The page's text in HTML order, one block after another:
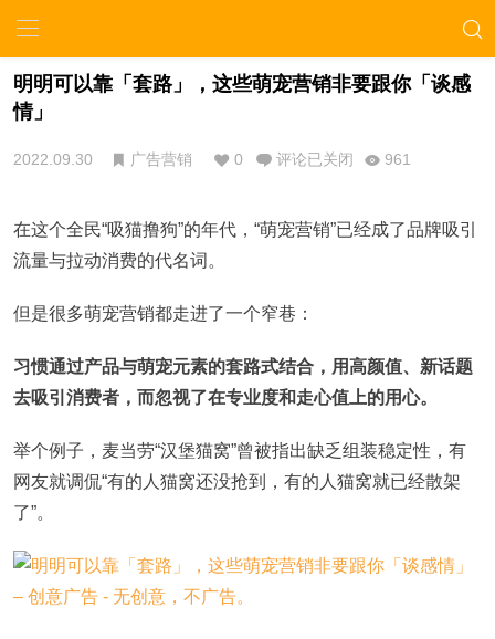
明明可以靠「套路」，这些萌宠营销非要跟你「谈感
情」
2022.09.30 广告营销 0 评论已关闭 961
在这个全民“吸猫撸狗”的年代，“萌宠营销”已经成了品牌吸引
流量与拉动消费的代名词。
但是很多萌宠营销都走进了一个窄巷：
习惯通过产品与萌宠元素的套路式结合，用高颜值、新话题
去吸引消费者，而忽视了在专业度和走心值上的用心。
举个例子，麦当劳“汉堡猫窝”曾被指出缺乏组装稳定性，有
网友就调侃“有的人猫窝还没抢到，有的人猫窝就已经散架
了”。